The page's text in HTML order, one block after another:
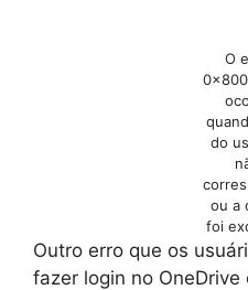
O
do
ou a
foi
Outro erro que os
fazer login no